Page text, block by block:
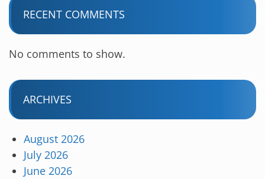
RECENT COMMENTS
No comments to show.
ARCHIVES
August 2026
July 2026
June 2026